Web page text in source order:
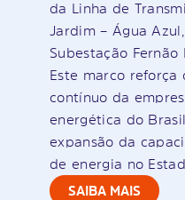
da Linha de
Jardim – Água
Subestação Fernão
Este marco reforça
contínuo da
energética do
expansão da
de energia no
SAIBA MAIS